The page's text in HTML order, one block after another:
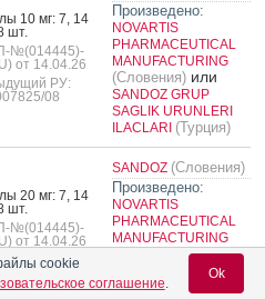
10 мг: 7, 14
шт.
№(014445)-
от 14.04.26
РУ:
08
Произведено:
NOVARTIS
PHARMACEUTICAL
MANUFACTURING
(Словения) или
SANDOZ GRUP
SAGLIK URUNLERI
ILACLARI (Турция)
20 мг: 7, 14
шт.
№(014445)-
от 14.04.26
РУ:
08
SANDOZ (Словения)
Произведено:
NOVARTIS
PHARMACEUTICAL
MANUFACTURING
(Словения)или
SANDOZ GRUP
SAGLIK URUNLERI
cookie
соглашение.
Ok